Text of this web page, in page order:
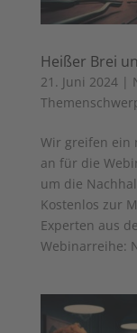
Heißer Brei
21. Juni 2024|
Wir greifen ein
an für die
um die
Kostenlos zur
Experten aus
Webinarreihe: